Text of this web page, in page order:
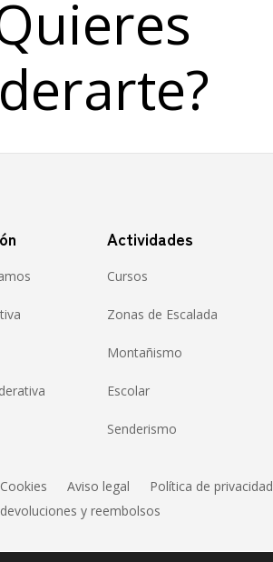
Actividades
Cursos
Zonas de Escalada
Montañismo
Escolar
Senderismo
Aviso legal Política de privacidad
y reembolsos